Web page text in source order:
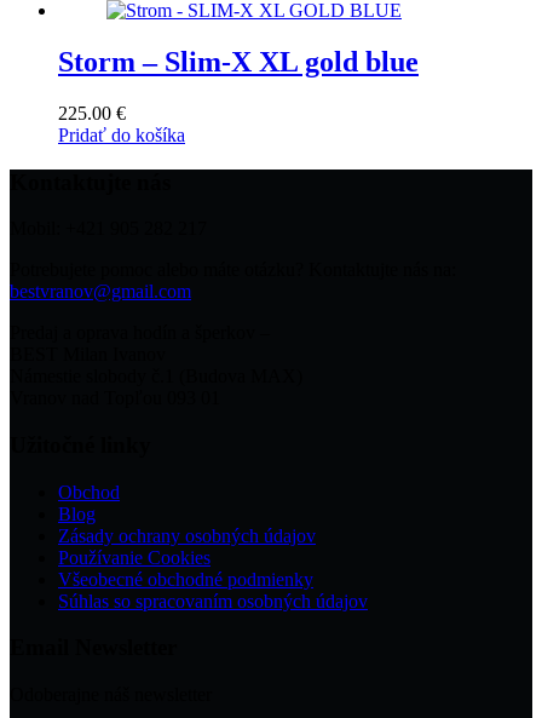
60.00 €.30.00 €.
Storm – Slim-X XL gold blue
225.00 €
Pridať do košíka
bestvranov@gmail.com
Obchod
Blog
Zásady ochrany osobných údajov
Používanie Cookies
Všeobecné obchodné podmienky
Súhlas so spracovaním osobných údajov